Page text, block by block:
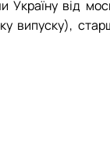
-
моніторингу
від
випуску),